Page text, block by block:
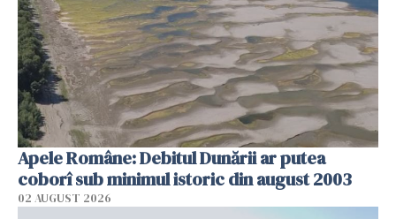
Apele Române: Debitul Dunării ar putea
coborî sub minimul istoric din august 2003
02 AUGUST 2026